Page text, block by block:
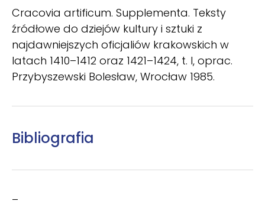
Cracovia artificum. Supplementa. Teksty
źródłowe do dziejów kultury i sztuki z
najdawniejszych oficjaliów krakowskich w
latach 1410–1412 oraz 1421–1424, t. I, oprac.
Przybyszewski Bolesław, Wrocław 1985.
Bibliografia
–